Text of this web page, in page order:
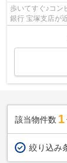
歩いてすぐ♪コン
銀行 宝塚支店が
該当物件数 1
絞り込み